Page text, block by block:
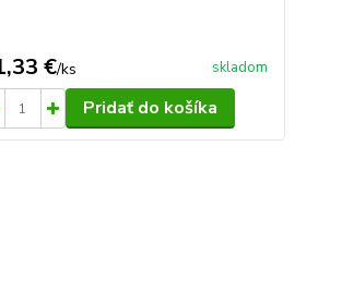
€/ks skladom
Pridať do košíka